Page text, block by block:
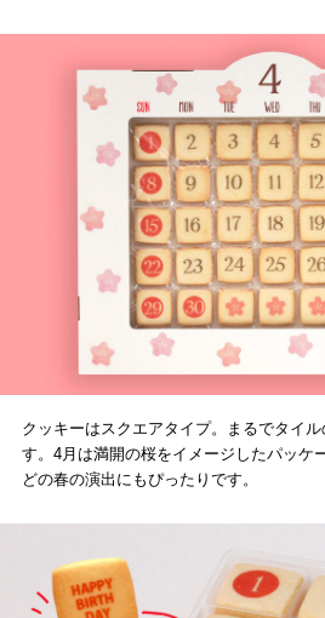
クッキーはスクエアタイプ。まるでタイ
す。4月は満開の桜をイメージしたパッケ
どの春の演出にもぴったりです。